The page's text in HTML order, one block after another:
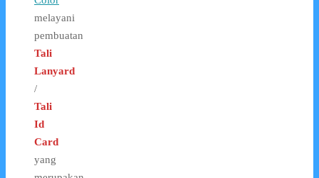
melayani
pembuatan
Tali
Lanyard
/
Tali
Id
Card
yang